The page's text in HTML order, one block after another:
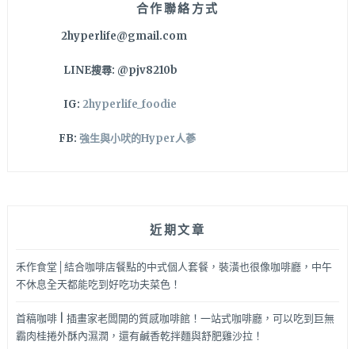
合作聯絡方式
2hyperlife@gmail.com
LINE搜尋: @pjv8210b
IG: 2hyperlife_foodie
FB: 強生與小吠的Hyper人蔘
近期文章
禾作食堂│結合咖啡店餐點的中式個人套餐，裝潢也很像咖啡廳，中午
不休息全天都能吃到好吃功夫菜色！
首稿咖啡 | 插畫家老闆開的質感咖啡館！一站式咖啡廳，可以吃到巨無
霸肉桂捲外酥內濕潤，還有鹹香乾拌麵與舒肥雞沙拉！